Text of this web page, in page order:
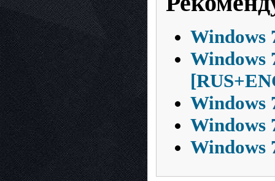
Windows
Windows
Windows
Windows
Windows